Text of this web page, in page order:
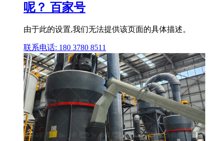
呢？ 百家号
由于此的设置,我们无法提供该页面的具体描述。
联系电话: 180 3780 8511